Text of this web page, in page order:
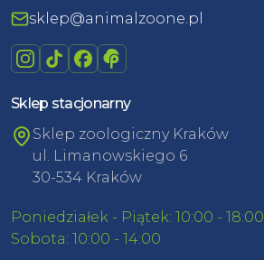
sklep@animalzoone.pl
Sklep stacjonarny
Sklep zoologiczny Kraków
ul. Limanowskiego 6
30-534 Kraków
Poniedziałek - Piątek: 10:00 - 18:00
Sobota: 10:00 - 14:00